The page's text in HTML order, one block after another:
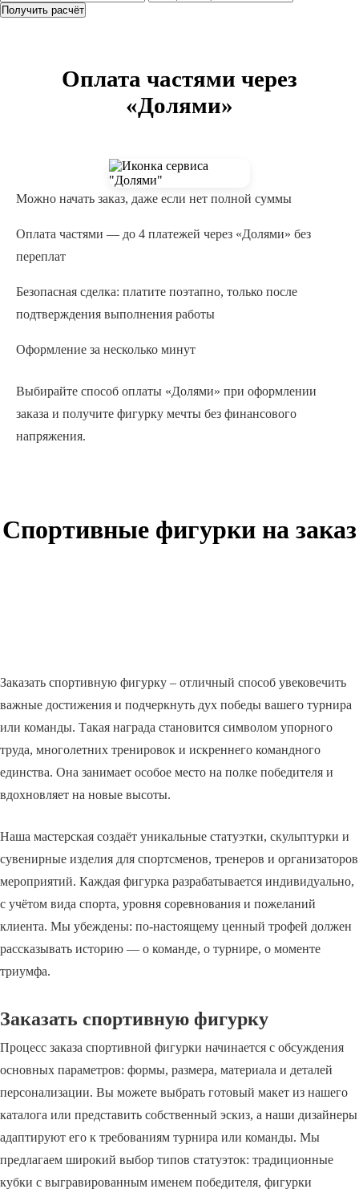
Получить расчёт
Оплата частями через
«Долями»
Можно начать заказ, даже если нет полной суммы
Оплата частями — до 4 платежей через «Долями» без
переплат
Безопасная сделка: платите поэтапно, только после
подтверждения выполнения работы
Оформление за несколько минут
Выбирайте способ оплаты «Долями» при оформлении
заказа и получите фигурку мечты без финансового
напряжения.
Спортивные фигурки на заказ
Заказать спортивную фигурку – отличный способ увековечить
важные достижения и подчеркнуть дух победы вашего турнира
или команды. Такая награда становится символом упорного
труда, многолетних тренировок и искреннего командного
единства. Она занимает особое место на полке победителя и
вдохновляет на новые высоты.
Наша мастерская создаёт уникальные статуэтки, скульптурки и
сувенирные изделия для спортсменов, тренеров и организаторов
мероприятий. Каждая фигурка разрабатывается индивидуально,
с учётом вида спорта, уровня соревнования и пожеланий
клиента. Мы убеждены: по-настоящему ценный трофей должен
рассказывать историю — о команде, о турнире, о моменте
триумфа.
Заказать спортивную фигурку
Процесс заказа спортивной фигурки начинается с обсуждения
основных параметров: формы, размера, материала и деталей
персонализации. Вы можете выбрать готовый макет из нашего
каталога или представить собственный эскиз, а наши дизайнеры
адаптируют его к требованиям турнира или команды. Мы
предлагаем широкий выбор типов статуэток: традиционные
кубки с выгравированным именем победителя, фигурки